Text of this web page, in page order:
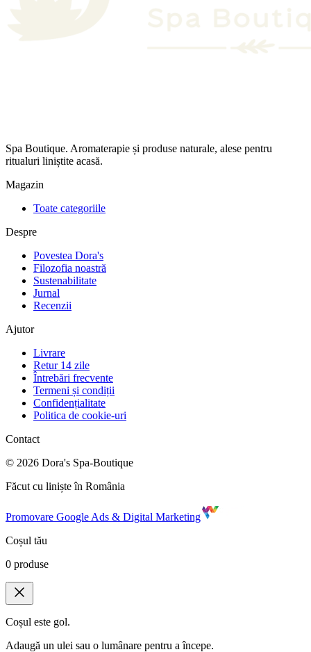
Spa Boutique. Aromaterapie și produse naturale, alese pentru
ritualuri liniștite acasă.
Magazin
Toate categoriile
Despre
Povestea Dora's
Filozofia noastră
Sustenabilitate
Jurnal
Recenzii
Ajutor
Livrare
Retur 14 zile
Întrebări frecvente
Termeni și condiții
Confidențialitate
Politica de cookie-uri
Contact
© 2026 Dora's Spa-Boutique
Făcut cu liniște în România
Promovare Google Ads & Digital Marketing
Coșul tău
0 produse
Coșul este gol.
Adaugă un ulei sau o lumânare pentru a începe.